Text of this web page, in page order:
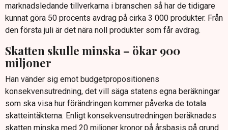
marknadsledande tillverkarna i branschen så har de tidigare
kunnat göra 50 procents avdrag på cirka 3 000 produkter. Från
den första juli är det nära noll produkter som får avdrag.
Skatten skulle minska – ökar 900
miljoner
Han vänder sig emot budgetpropositionens
konsekvensutredning, det vill säga statens egna beräkningar
som ska visa hur förändringen kommer påverka de totala
skatteintäkterna. Enligt konsekvensutredningen beräknades
skatten minska med 20 miljoner kronor på årsbasis på grund